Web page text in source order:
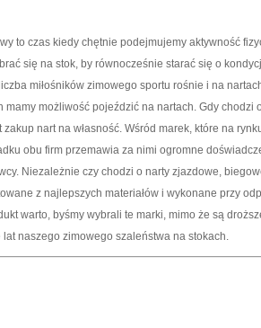
to czas kiedy chętnie podejmujemy aktywność
się na stok, by równocześnie starać się o
miłośników zimowego sportu rośnie i na
mamy możliwość pojeździć na nartach. Gdy chodzi
zakup nart na własność. Wśród marek, które na
obu firm przemawia za nimi ogromne
Niezależnie czy chodzi o narty zjazdowe,
z najlepszych materiałów i wykonane przy
warto, byśmy wybrali te marki, mimo że są
lat naszego zimowego szaleństwa na stokach.